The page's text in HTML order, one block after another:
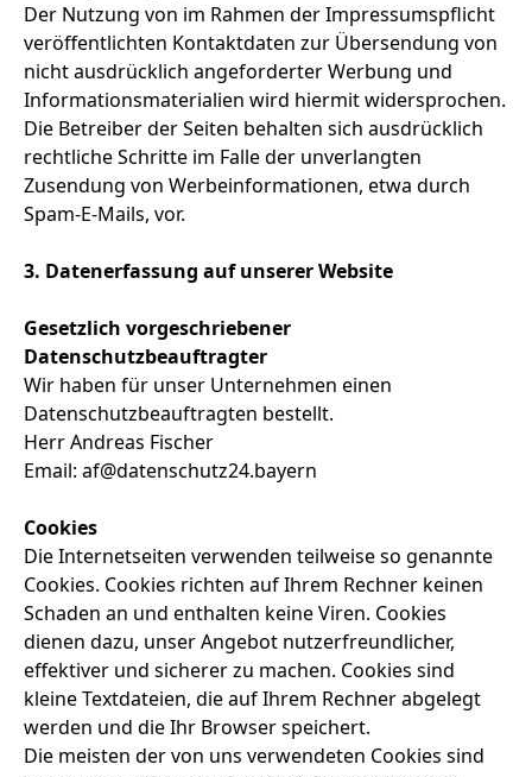
Der Nutzung von im Rahmen der Impressumspflicht
veröffentlichten Kontaktdaten zur Übersendung von
nicht ausdrücklich angeforderter Werbung und
Informationsmaterialien wird hiermit widersprochen.
Die Betreiber der Seiten behalten sich ausdrücklich
rechtliche Schritte im Falle der unverlangten
Zusendung von Werbeinformationen, etwa durch
Spam-E-Mails, vor.
3. Datenerfassung auf unserer Website
Gesetzlich vorgeschriebener
Datenschutzbeauftragter
Wir haben für unser Unternehmen einen
Datenschutzbeauftragten bestellt.
Herr Andreas Fischer
Email: af@datenschutz24.bayern
Cookies
Die Internetseiten verwenden teilweise so genannte
Cookies. Cookies richten auf Ihrem Rechner keinen
Schaden an und enthalten keine Viren. Cookies
dienen dazu, unser Angebot nutzerfreundlicher,
effektiver und sicherer zu machen. Cookies sind
kleine Textdateien, die auf Ihrem Rechner abgelegt
werden und die Ihr Browser speichert.
Die meisten der von uns verwendeten Cookies sind